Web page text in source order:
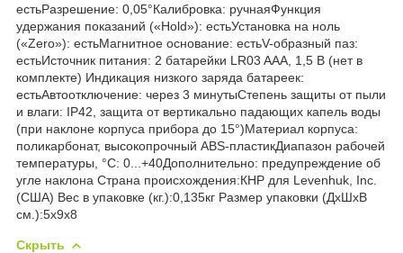
естьРазрешение: 0,05°Калибровка: ручнаяФункция
удержания показаний («Hold»): естьУстановка на ноль
(«Zero»): естьМагнитное основание: естьV-образный паз:
естьИсточник питания: 2 батарейки LR03 AAA, 1,5 В (нет в
комплекте) Индикация низкого заряда батареек:
естьАвтоотключение: через 3 минутыСтепень защиты от пыли
и влаги: IP42, защита от вертикально падающих капель воды
(при наклоне корпуса прибора до 15°)Материал корпуса:
поликарбонат, высокопрочный ABS-пластикДиапазон рабочей
температуры, °С: 0...+40Дополнительно: предупреждение об
угле наклона Страна происхождения:КНР для Levenhuk, Inc.
(США) Вес в упаковке (кг.):0,135кг Размер упаковки (ДхШхВ
см.):5x9x8
Скрыть